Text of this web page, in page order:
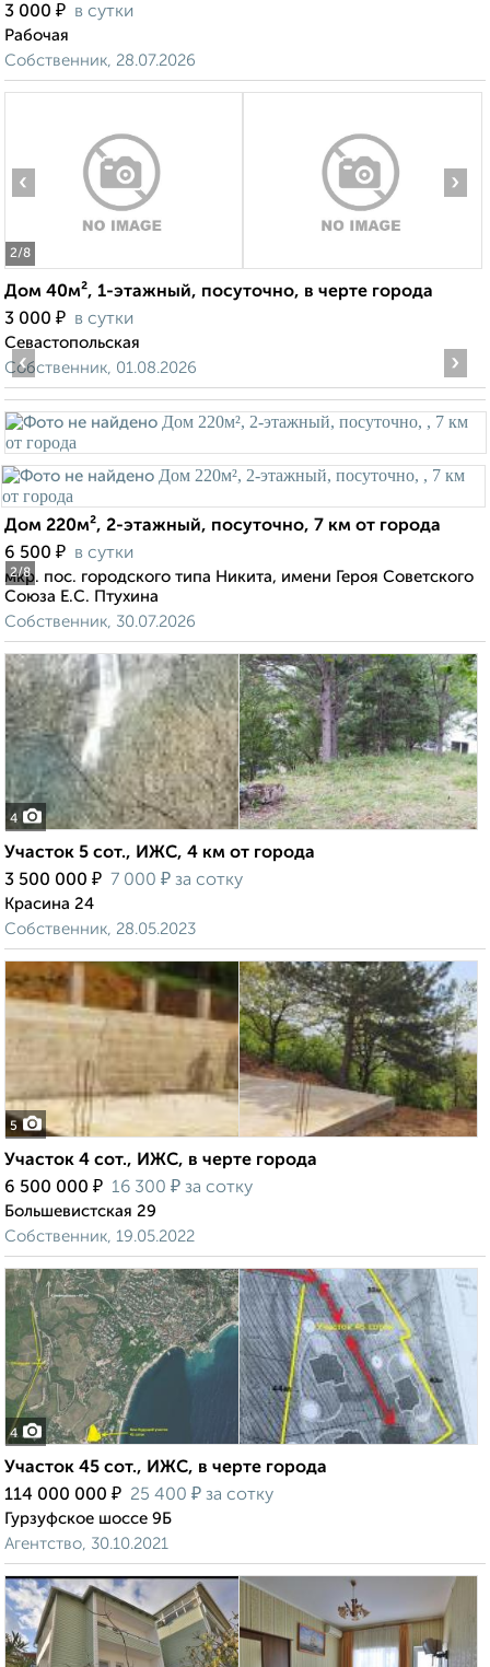
3 000 ₽ в сутки
Рабочая
Собственник, 28.07.2026
2/8
‹ ›
Дом 40м², 1-этажный, посуточно, в черте города
3 000 ₽ в сутки
Севастопольская
Собственник, 01.08.2026
2/8
‹ ›
Дом 220м², 2-этажный, посуточно, 7 км от города
6 500 ₽ в сутки
мкр. пос. городского типа Никита, имени Героя Советского
Союза Е.С. Птухина
Собственник, 30.07.2026
4
Участок 5 сот., ИЖС, 4 км от города
3 500 000 ₽ 7 000 ₽ за сотку
Красина 24
Собственник, 28.05.2023
5
Участок 4 сот., ИЖС, в черте города
6 500 000 ₽ 16 300 ₽ за сотку
Большевистская 29
Собственник, 19.05.2022
4
Участок 45 сот., ИЖС, в черте города
114 000 000 ₽ 25 400 ₽ за сотку
Гурзуфское шоссе 9Б
Агентство, 30.10.2021